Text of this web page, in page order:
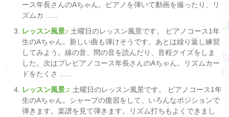
ース年長さんのAちゃん。ピアノを弾いて動画を撮ったり、リ
ズムカ ......
レッスン風景♪ 土曜日のレッスン風景です。 ピアノコース1年
生のAちゃん。新しい曲も弾けそうです。あとは繰り返し練習
してみよう。線の音、間の音を読んだり、音程クイズをしま
した。次はプレピアノコース年長さんのAちゃん。リズムカー
ドをたくさ ......
レッスン風景♫ 土曜日のレッスン風景です。 ピアノコース1年
生のAちゃん。シャープの復習をして、いろんなポジションで
弾きます。楽譜を見て弾きます。リズム打ちもよくできまし